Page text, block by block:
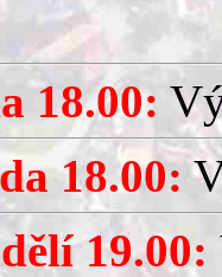
18.00:
18.00:
19.00: